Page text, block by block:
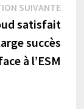
SUIVANTE
satisfait
succès
à l’ESM